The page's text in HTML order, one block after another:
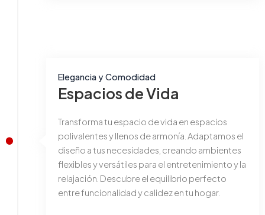
Elegancia y Comodidad
Espacios de Vida
Transforma tu espacio de vida en espacios
polivalentes y llenos de armonía. Adaptamos el
diseño a tus necesidades, creando ambientes
flexibles y versátiles para el entretenimiento y la
relajación. Descubre el equilibrio perfecto
entre funcionalidad y calidez en tu hogar.